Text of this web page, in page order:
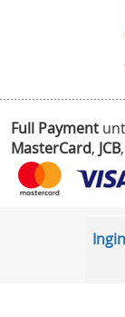
Full Payment
MasterCard, JCB